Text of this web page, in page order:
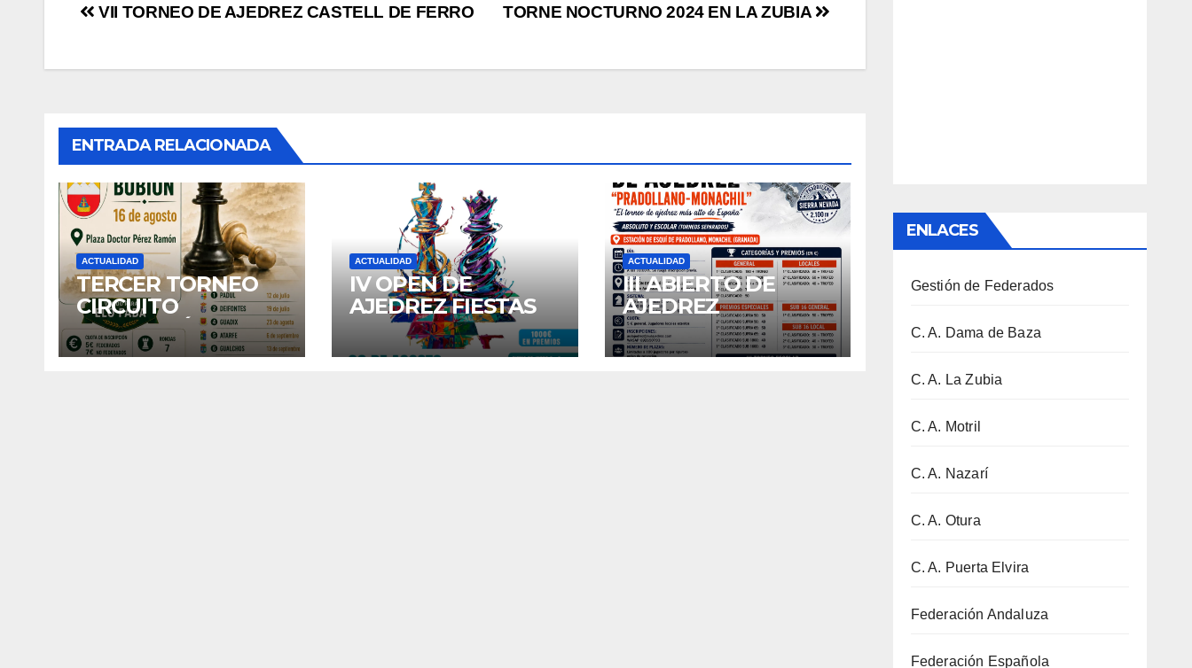
Navegación
TORNE NOCTURNO 2024 EN LA ZUBIA
VII TORNEO DE AJEDREZ CASTELL DE FERRO
ENTRADA RELACIONADA
ACTUALIDAD
TERCER TORNEO
CIRCUITO
DIPUTACIÓN:
BUBION
ACTUALIDAD
IV OPEN DE
AJEDREZ FIESTAS
DE SAN AGUSTIN
2026
ACTUALIDAD
III ABIERTO DE
AJEDREZ
“PRADOLLANO –
MONACHIL”
ENLACES
Gestión de Federados
C. A. Dama de Baza
C. A. La Zubia
C. A. Motril
C. A. Nazarí
C. A. Otura
C. A. Puerta Elvira
Federación Andaluza
Federación Española